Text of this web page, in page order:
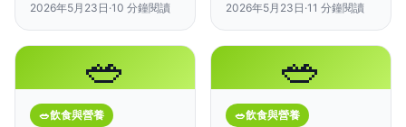
聰明選擇食物，不只靠雞
蛋也能補足。
2026年5月23日 ·10 分鐘閱讀
小、服用時機和個人體質。
2026年5月23日 ·11 分鐘閱讀
🥗
🥗飲食與營養
🥗
🥗飲食與營養